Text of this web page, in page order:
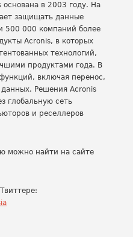
в 2003 году. На
защищать данные
500 000 компаний более
Acronis, в которых
технологий,
продуктами года. В
включая перенос,
Решения Acronis
глобальную сеть
и реселлеров
можно найти на сайте